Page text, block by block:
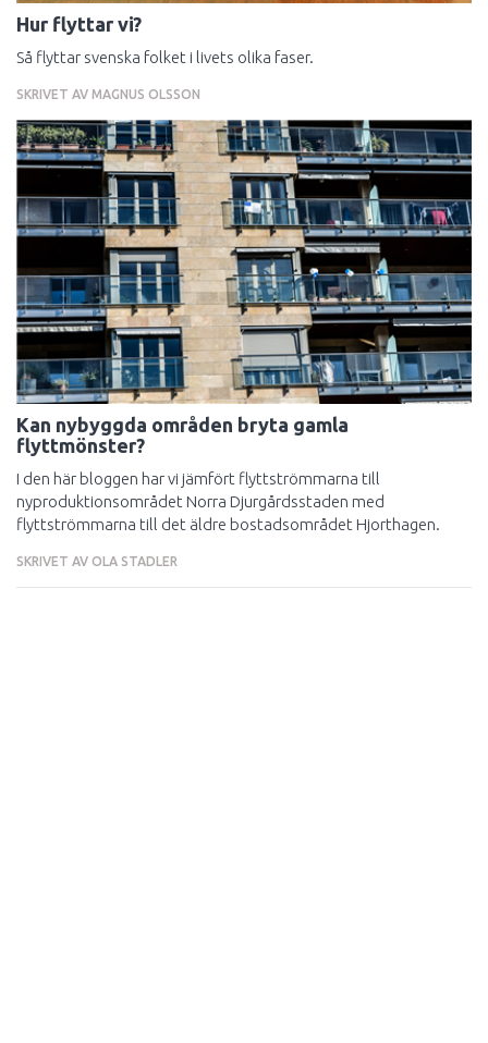
Hur flyttar vi?
Så flyttar svenska folket i livets olika faser.
SKRIVET AV MAGNUS OLSSON
Kan nybyggda områden bryta gamla
flyttmönster?
I den här bloggen har vi jämfört flyttströmmarna till
nyproduktionsområdet Norra Djurgårdsstaden med
flyttströmmarna till det äldre bostadsområdet Hjorthagen.
SKRIVET AV OLA STADLER